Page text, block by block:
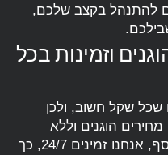
להתנהל בקצב שלכם,
וזמינות בכל
שכל שקל חשוב, ולכן
הוגנים וללא
הפתעות. בנוסף, אנחנו זמינים 24/7, כך